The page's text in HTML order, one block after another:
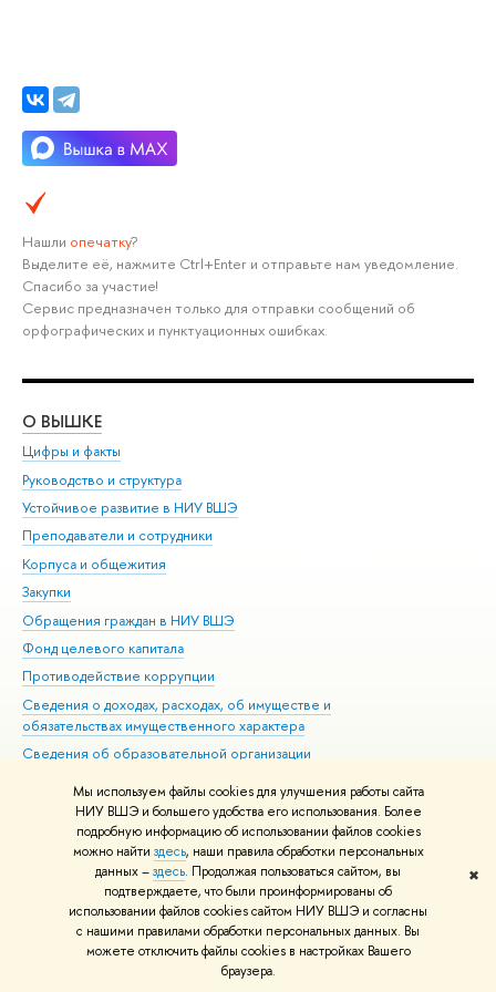
Мы используем файлы cookies для улучшения работы сайта
НИУ ВШЭ и большего удобства его использования. Более
подробную информацию об использовании файлов cookies
можно найти здесь, наши правила обработки персональных
данных –здесь. Продолжая пользоваться сайтом, вы
подтверждаете, что были проинформированы об
использовании файлов cookies сайтом НИУ ВШЭ и согласны
с нашими правилами обработки персональных данных. Вы
можете отключить файлы cookies в настройках Вашего
браузера.
✖
Нашли опечатку?
Выделите её, нажмите Ctrl+Enter и отправьте нам уведомление.
Спасибо за участие!
Сервис предназначен только для отправки сообщений об
орфографических и пунктуационных ошибках.
О ВЫШКЕ
Цифры и факты
Руководство и структура
Устойчивое развитие в НИУ ВШЭ
Преподаватели и сотрудники
Корпуса и общежития
Закупки
Обращения граждан в НИУ ВШЭ
Фонд целевого капитала
Противодействие коррупции
Сведения о доходах, расходах, об имуществе и
обязательствах имущественного характера
Сведения об образовательной организации
Людям с ограниченными возможностями здоровья
Единая платежная страница
Работа в Вышке
© НИУ ВШЭ 1993–2026 Адреса и контакты Условия использования
материалов Политика конфиденциальности Карта сайта
Шрифты HSE Sans и HSE Slab разработаны вШколе дизайна НИУ ВШЭ